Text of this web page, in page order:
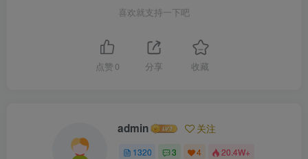
喜欢就支持一下吧
点赞 0 分享 收藏
admin 关注
1320 3 4 20.4W+